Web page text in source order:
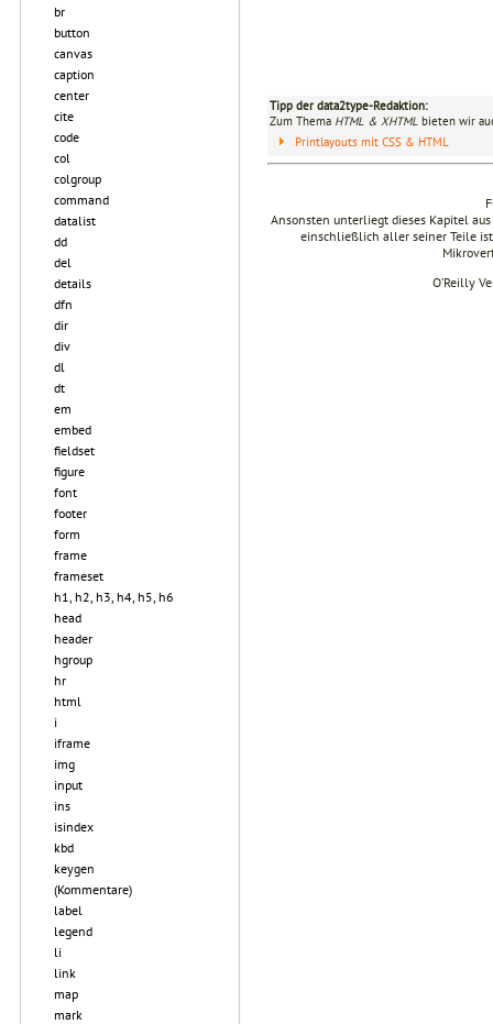
br
button
canvas
caption
center
cite
code
col
colgroup
command
datalist
dd
del
details
dfn
dir
div
dl
dt
em
embed
fieldset
figure
font
footer
form
frame
frameset
h1, h2, h3, h4, h5, h6
head
header
hgroup
hr
html
i
iframe
img
input
ins
isindex
kbd
keygen
(Kommentare)
label
legend
li
link
map
mark
Tipp der data2type-Redaktion:
Zum Thema HTML & XHTML bieten wir
Printlayouts mit CSS & HTML
Ansonsten unterliegt dieses Kapitel
einschließlich aller seiner Teile
O’Reilly